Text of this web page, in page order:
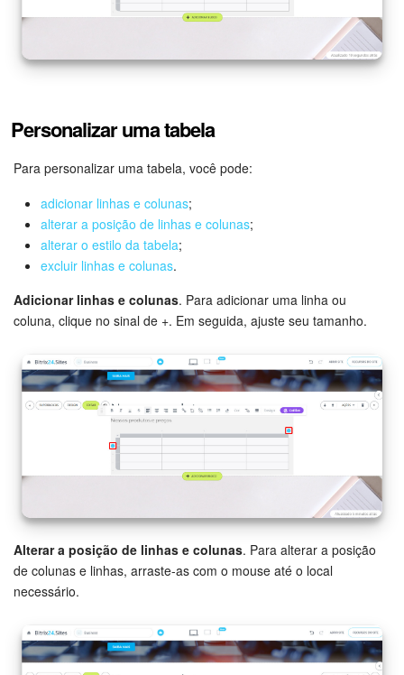
Marketing
Bitrix24.Sites
Loja On-line
Gerenciamento do inventário
Empresa
Assinatura eletrônica para RH
Assinatura eletrônica
Base de conhecimento
Videoconferências em HD
Processos de negócio
Market (Aplicativos)
Configurações
Personalizar uma tabela
Para personalizar uma tabela, você pode:
adicionar linhas e colunas;
alterar a posição de linhas e colunas;
alterar o estilo da tabela;
excluir linhas e colunas.
Adicionar linhas e colunas. Para adicionar uma linha ou
coluna, clique no sinal de +. Em seguida, ajuste seu tamanho.
Alterar a posição de linhas e colunas. Para alterar a posição
de colunas e linhas, arraste-as com o mouse até o local
necessário.